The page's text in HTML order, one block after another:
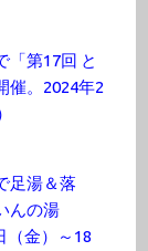
「第17回 と
催。2024年2
足湯＆落
んの湯
（金）～18